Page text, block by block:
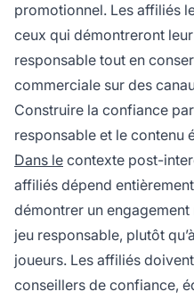
promotionnel. Les affiliés
ceux qui démontreront
responsable tout en
commerciale sur des
Construire la confiance
responsable et le contenu
Dans le contexte post-
affiliés dépend
démontrer un
jeu responsable, plutôt
joueurs. Les affiliés
conseillers de confiance,